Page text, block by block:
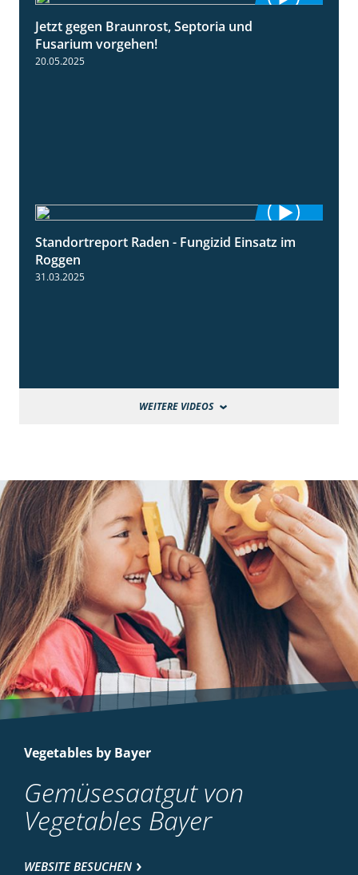
Jetzt gegen Braunrost, Septoria und
Fusarium vorgehen!
20.05.2025
5:29
Standortreport Raden - Fungizid Einsatz im
Roggen
31.03.2025
WEITERE VIDEOS
Vegetables by Bayer
Gemüsesaatgut von
Vegetables Bayer
WEBSITE BESUCHEN